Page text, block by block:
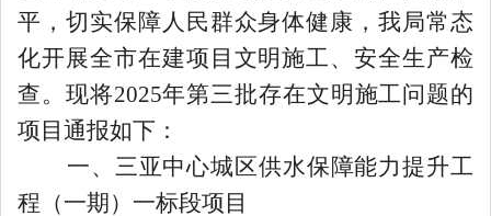
平， 切实保障人民群众身体健康 ，我局常态
化开展全市在建项目 文明施工、安全生产检
查。 现将2025年第三批存在文明施工问题的
项目通报如下：
一、三亚中心城区供水保障能力提升工
程（一期）一标段项目